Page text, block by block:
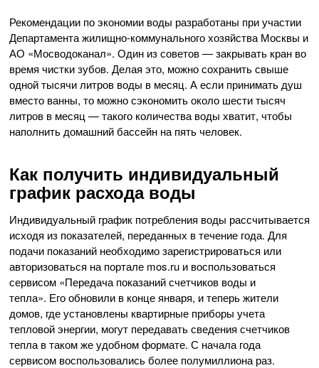
Рекомендации по экономии воды разработаны при участии
Департамента жилищно-коммунального хозяйства Москвы и
АО «Мосводоканал». Один из советов — закрывать кран во
время чистки зубов. Делая это, можно сохранить свыше
одной тысячи литров воды в месяц. А если принимать душ
вместо ванны, то можно сэкономить около шести тысяч
литров в месяц — такого количества воды хватит, чтобы
наполнить домашний бассейн на пять человек.
Как получить индивидуальный
график расхода воды
Индивидуальный график потребления воды рассчитывается
исходя из показателей, переданных в течение года. Для
подачи показаний необходимо зарегистрироваться или
авторизоваться на портале mos.ru и воспользоваться
сервисом «Передача показаний счетчиков воды и
тепла». Его обновили в конце января, и теперь жители
домов, где установлены квартирные приборы учета
тепловой энергии, могут передавать сведения счетчиков
тепла в таком же удобном формате. С начала года
сервисом воспользовались более полумиллиона раз.